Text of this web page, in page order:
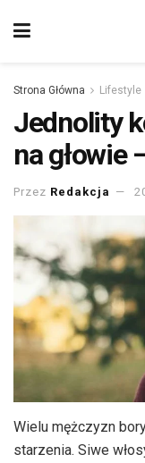
Strona Główna Lifestyle
Jednolity
na głowie
Przez Redakcja
Wielu mężczyzn
starzenia. Siwe